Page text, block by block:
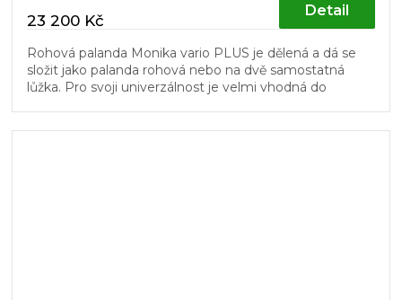
23 200 Kč
Detail
Rohová palanda Monika vario PLUS je dělená a dá se
složit jako palanda rohová nebo na dvě samostatná
lůžka. Pro svoji univerzálnost je velmi vhodná do